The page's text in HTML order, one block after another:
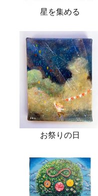
星を集める
お祭りの日